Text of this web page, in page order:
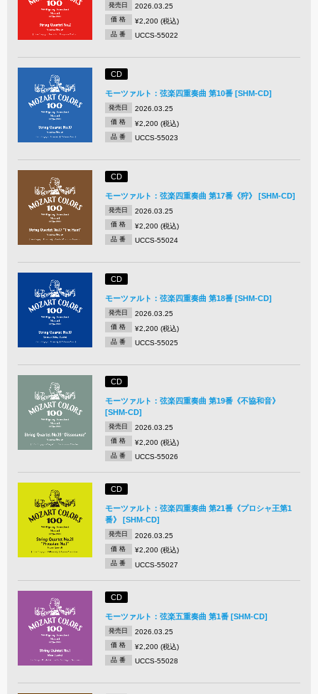
発売日 2026.03.25
価 格 ¥2,200 (税込)
品 番 UCCS-55022
CD
モーツァルト：弦楽四重奏曲 第10番 [SHM-CD]
発売日 2026.03.25
価 格 ¥2,200 (税込)
品 番 UCCS-55023
CD
モーツァルト：弦楽四重奏曲 第17番《狩》 [SHM-CD]
発売日 2026.03.25
価 格 ¥2,200 (税込)
品 番 UCCS-55024
CD
モーツァルト：弦楽四重奏曲 第18番 [SHM-CD]
発売日 2026.03.25
価 格 ¥2,200 (税込)
品 番 UCCS-55025
CD
モーツァルト：弦楽四重奏曲 第19番《不協和音》
[SHM-CD]
発売日 2026.03.25
価 格 ¥2,200 (税込)
品 番 UCCS-55026
CD
モーツァルト：弦楽四重奏曲 第21番《プロシャ王第1
番》 [SHM-CD]
発売日 2026.03.25
価 格 ¥2,200 (税込)
品 番 UCCS-55027
CD
モーツァルト：弦楽五重奏曲 第1番 [SHM-CD]
発売日 2026.03.25
価 格 ¥2,200 (税込)
品 番 UCCS-55028